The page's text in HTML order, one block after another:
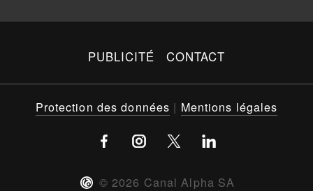
PUBLICITÉ CONTACT
© 2026 Canal Alpha SA
Protection des données | Mentions légales